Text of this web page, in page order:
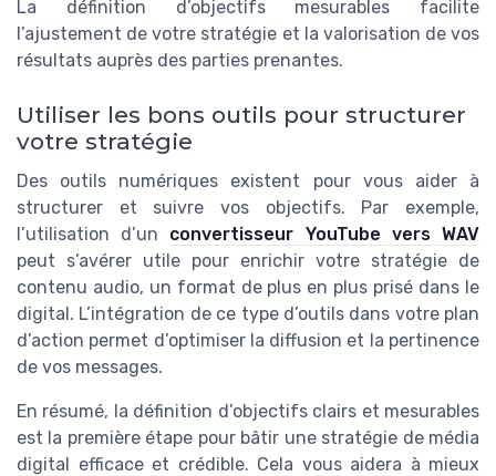
La définition d’objectifs mesurables facilite
l’ajustement de votre stratégie et la valorisation de vos
résultats auprès des parties prenantes.
Utiliser les bons outils pour structurer
votre stratégie
Des outils numériques existent pour vous aider à
structurer et suivre vos objectifs. Par exemple,
l’utilisation d’un convertisseur YouTube vers WAV
peut s’avérer utile pour enrichir votre stratégie de
contenu audio, un format de plus en plus prisé dans le
digital. L’intégration de ce type d’outils dans votre plan
d’action permet d’optimiser la diffusion et la pertinence
de vos messages.
En résumé, la définition d’objectifs clairs et mesurables
est la première étape pour bâtir une stratégie de média
digital efficace et crédible. Cela vous aidera à mieux